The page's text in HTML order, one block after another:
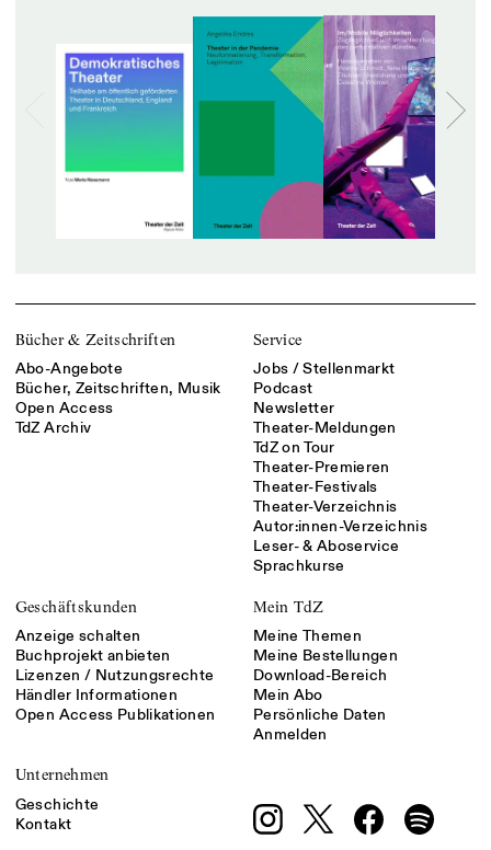
Bücher & Zeitschriften
Abo-Angebote
Bücher, Zeitschriften, Musik
Open Access
TdZ Archiv
Service
Jobs / Stellenmarkt
Podcast
Newsletter
Theater-Meldungen
TdZ on Tour
Theater-Premieren
Theater-Festivals
Theater-Verzeichnis
Autor:innen-Verzeichnis
Leser- & Aboservice
Sprachkurse
Geschäftskunden
Anzeige schalten
Buchprojekt anbieten
Lizenzen / Nutzungsrechte
Händler Informationen
Open Access Publikationen
Mein TdZ
Meine Themen
Meine Bestellungen
Download-Bereich
Mein Abo
Persönliche Daten
Anmelden
Unternehmen
Geschichte
Kontakt